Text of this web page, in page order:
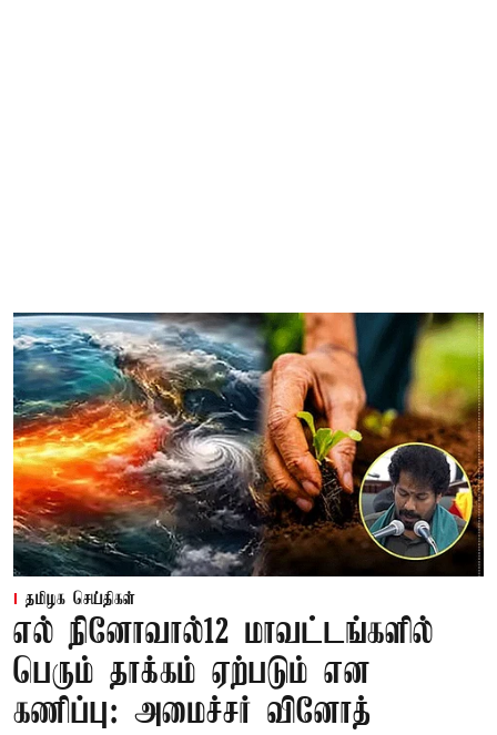
தமிழக செய்திகள்
எல் நினோவால்12 மாவட்டங்களில்
பெரும் தாக்கம் ஏற்படும் என
கணிப்பு: அமைச்சர் வினோத்